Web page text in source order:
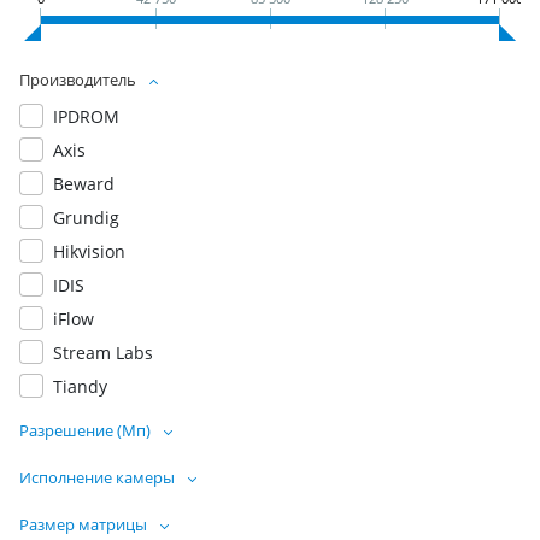
Производитель
IPDROM
Axis
Beward
Grundig
Hikvision
IDIS
iFlow
Stream Labs
Tiandy
Разрешение (Мп)
Исполнение камеры
Размер матрицы